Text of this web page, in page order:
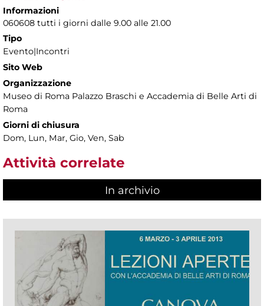
Informazioni
060608 tutti i giorni dalle 9.00 alle 21.00
Tipo
Evento|Incontri
Sito Web
Organizzazione
Museo di Roma Palazzo Braschi e Accademia di Belle Arti di
Roma
Giorni di chiusura
Dom, Lun, Mar, Gio, Ven, Sab
Attività correlate
In archivio